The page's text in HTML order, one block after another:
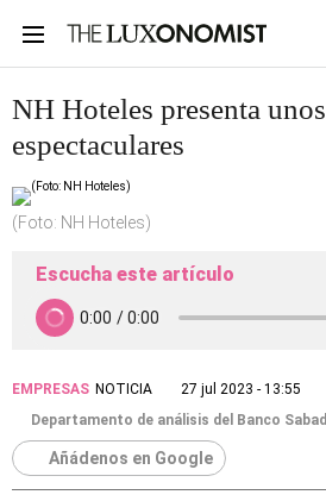
NH Hoteles presenta
espectaculares
(Foto: NH Hoteles)
Escucha este artículo
EMPRESAS NOTICIA
27 jul 2023 - 13:55
Departamento de análisis del Banco
Añádenos en Google